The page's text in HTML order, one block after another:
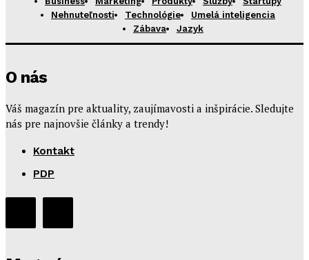
Nehnuteľnosti
Technológie
Umelá inteligencia
Zábava
Jazyk
O nás
Váš magazín pre aktuality, zaujímavosti a inšpirácie. Sledujte
nás pre najnovšie články a trendy!
Kontakt
PDP